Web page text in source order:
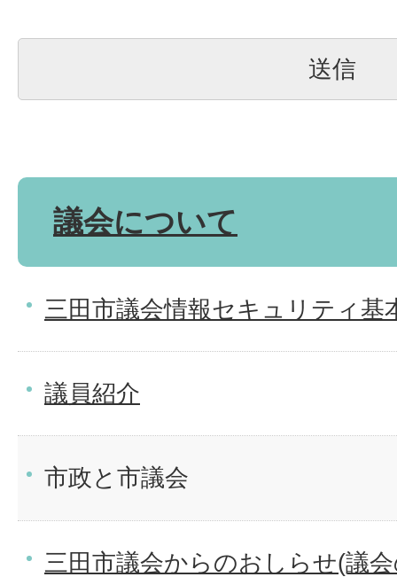
議会について
三田市議会情報セキュリティ基
議員紹介
市政と市議会
三田市議会からのおしらせ(議